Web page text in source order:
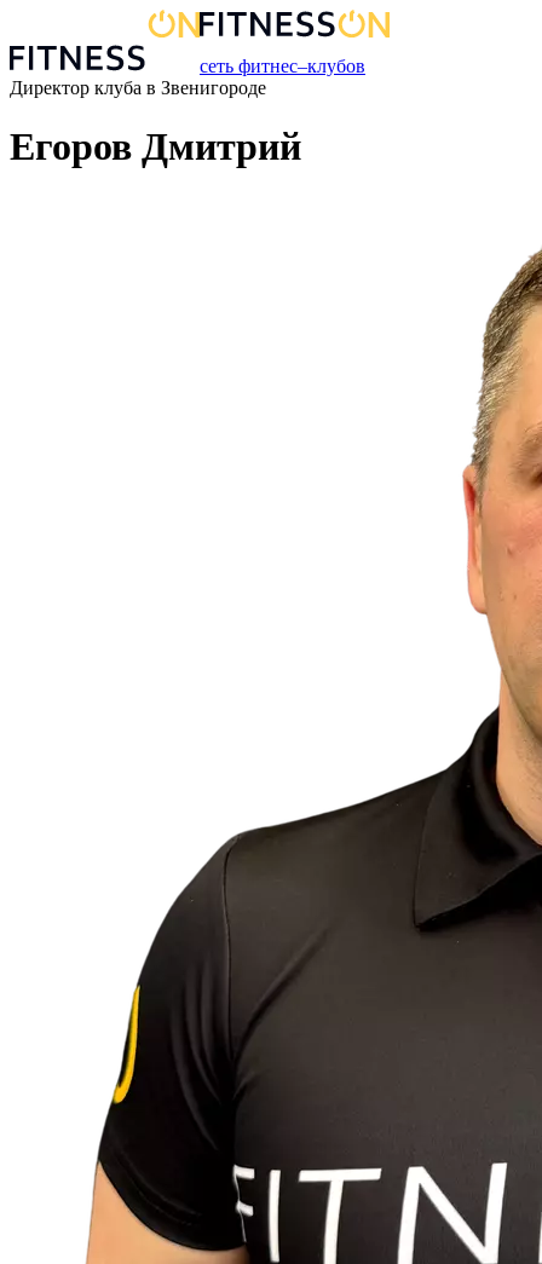
сеть фитнес–клубов
Директор клуба в Звенигороде
Егоров Дмитрий